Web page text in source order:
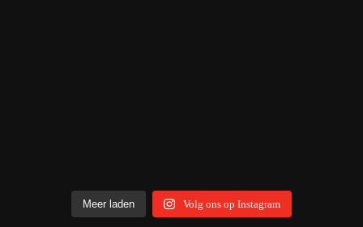
Meer laden Volg ons op Instagram